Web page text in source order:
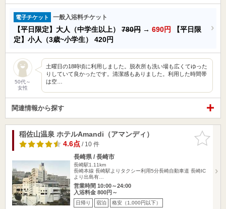
電子チケット 一般入浴料チケット
【平日限定】大人（中学生以上） 780円 → 690円
【平日限
定】小人（3歳~小学生） 420円
50代～
女性
土曜日の18時頃に利用しました。脱衣所も洗い場も広くてゆった
りしていて良かったです。清潔感もありました。利用した時間帯
は空…
関連情報から探す
お気に入
りに追加
稲佐山温泉 ホテルAmandi（アマンディ）
4.6点/ 10 件
長崎県 / 長崎市
長崎駅1.11km
長崎本線 長崎駅よりタクシー利用5分長崎自動車道 長崎IC
より出島有…
営業時間 10:00～24:00
入浴料金 800円～
日帰り 宿泊 格安（1,000円以下）